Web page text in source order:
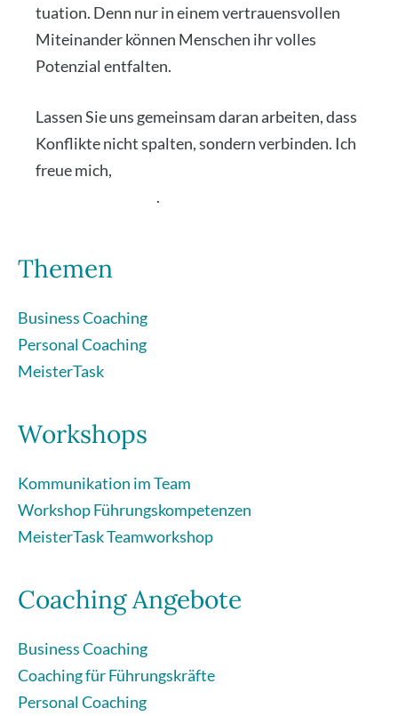
tua­ti­on. Denn nur in einem ver­trau­ens­vol­len
Mit­ein­an­der kön­nen Men­schen ihr vol­les
Poten­zi­al ent­fal­ten.
Las­sen Sie uns gemein­sam dar­an arbei­ten, dass
Kon­flik­te nicht spal­ten, son­dern ver­bin­den. Ich
freue mich,
.
Themen
Business Coaching
Personal Coaching
MeisterTask
Workshops
Kommunikation im Team
Workshop Führungskompetenzen
MeisterTask Teamworkshop
Coaching Angebote
Business Coaching
Coaching für Führungskräfte
Personal Coaching